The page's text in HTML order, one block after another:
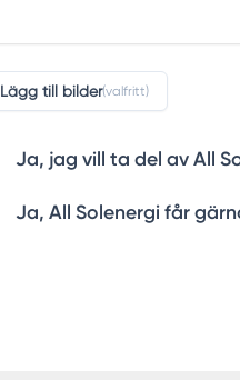
Lägg till bilder(valfritt)
Ja, jag vill ta del av All
Ja, All Solenergi får